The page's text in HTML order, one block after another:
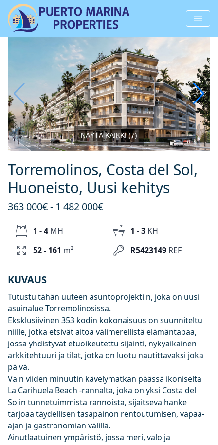
NÄYTÄ KAIKKI(7)
Torremolinos, Costa del Sol,
Huoneisto, Uusi kehitys
363 000€ - 1 482 000€
R5423149 REF
1 - 4 MH 1 - 3 KH
52 - 161 m²
KUVAUS
Tutustu tähän uuteen asuntoprojektiin, joka on uusi
asuinalue Torremolinosissa.
Eksklusiivinen 353 kodin kokonaisuus on suunniteltu
niille, jotka etsivät aitoa välimerellistä elämäntapaa,
jossa yhdistyvät etuoikeutettu sijainti, nykyaikainen
arkkitehtuuri ja tilat, jotka on luotu nautittavaksi joka
päivä.
Vain viiden minuutin kävelymatkan päässä ikoniselta
La Carihuela Beach -rannalta, joka on yksi Costa del
Solin tunnetuimmista rannoista, sijaitseva hanke
tarjoaa täydellisen tasapainon rentoutumisen, vapaa-
ajan ja gastronomian välillä.
Ainutlaatuinen ympäristö, jossa meri, valo ja